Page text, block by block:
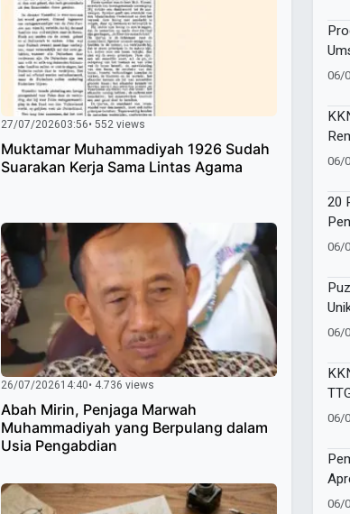
27/07/202603:56• 552 views
Muktamar Muhammadiyah 1926 Sudah
Suarakan Kerja Sama Lintas Agama
26/07/202614:40• 4.736 views
Abah Mirin, Penjaga Marwah
Muhammadiyah yang Berpulang dalam
Usia Pengabdian
06/
06/
20
06/
06/
06/
06/